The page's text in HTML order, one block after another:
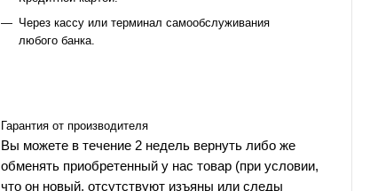
Через кассу или терминал самообслуживания
любого банка.
Гарантия от производителя
Вы можете в течение 2 недель вернуть либо же
обменять приобретенный у нас товар (при условии,
что он новый, отсутствуют изъяны или следы